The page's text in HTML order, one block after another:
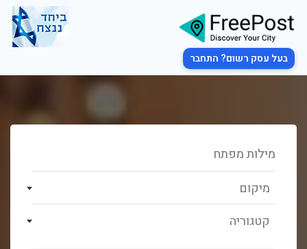
בעל עסק רשום? התחבר
מיקום
קטגוריה